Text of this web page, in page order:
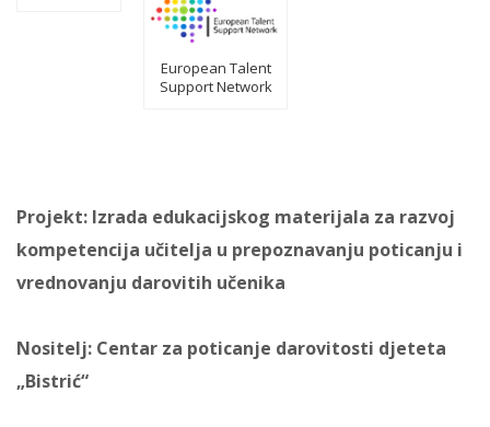
European Talent
Support Network
Projekt: Izrada edukacijskog materijala za razvoj
kompetencija učitelja u prepoznavanju poticanju i
vrednovanju darovitih učenika
Nositelj: Centar za poticanje darovitosti djeteta
„Bistrić“